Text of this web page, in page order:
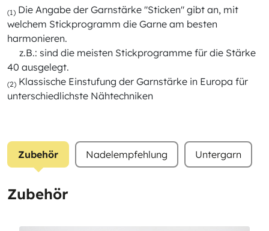
(1) Die Angabe der Garnstärke "Sticken" gibt an, mit
welchem Stickprogramm die Garne am besten
harmonieren.
z.B.: sind die meisten Stickprogramme für die Stärke
40 ausgelegt.
(2) Klassische Einstufung der Garnstärke in Europa für
unterschiedlichste Nähtechniken
Zubehör Nadelempfehlung Untergarn
Zubehör